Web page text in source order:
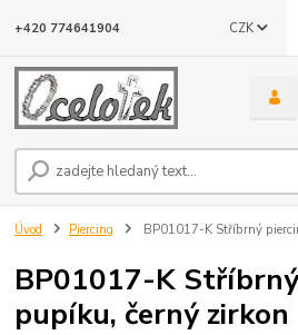
CZK
+420 774641904
Úvod Piercing BP01017-K Stříbrný
BP01017-K
pupíku, černý zirkon